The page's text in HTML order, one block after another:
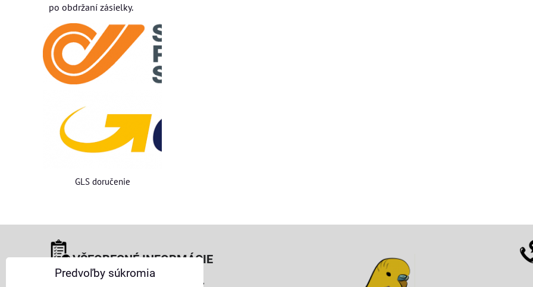
po obdržaní zásielky.
GLS doručenie
VŠEOBECNÉ INFORMÁCIE
Obchodné podmienky pre osoby
Predvoľby súkromia